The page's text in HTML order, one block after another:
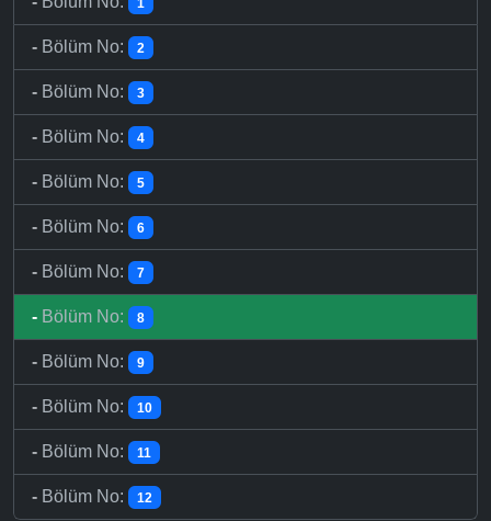
- Bölüm No: 2
- Bölüm No: 3
- Bölüm No: 4
- Bölüm No: 5
- Bölüm No: 6
- Bölüm No: 7
- Bölüm No: 8
- Bölüm No: 9
- Bölüm No: 10
- Bölüm No: 11
- Bölüm No: 12